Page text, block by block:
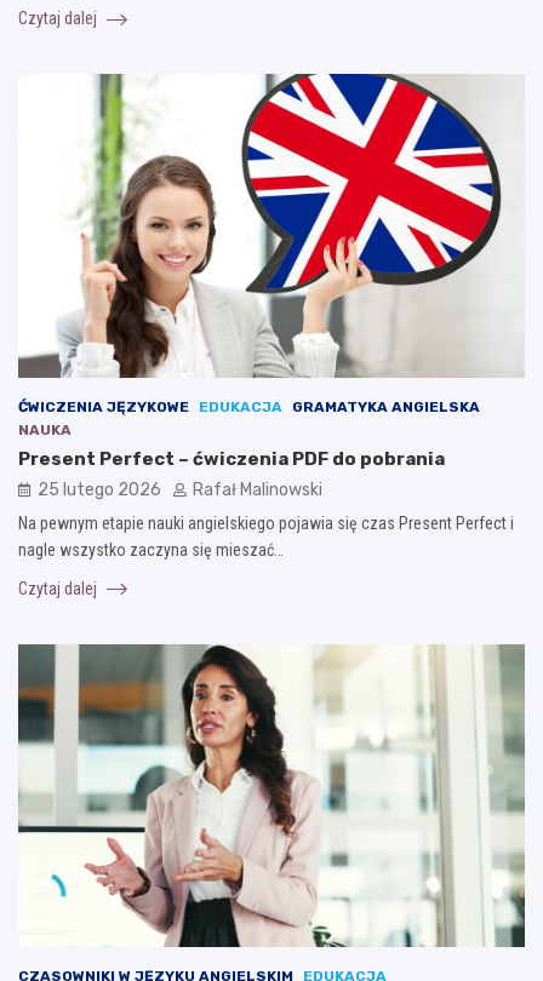
Czytaj dalej
ĆWICZENIA JĘZYKOWE EDUKACJA
GRAMATYKA ANGIELSKA
NAUKA
Present Perfect – ćwiczenia PDF do pobrania
25 lutego 2026 Rafał Malinowski
Na pewnym etapie nauki angielskiego pojawia się czas Present Perfect i
nagle wszystko zaczyna się mieszać…
Czytaj dalej
CZASOWNIKI W JĘZYKU ANGIELSKIM
EDUKACJA